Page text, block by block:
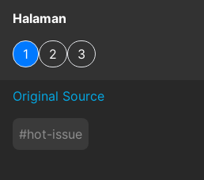
Halaman
1 2 3
Original Source
#hot-issue